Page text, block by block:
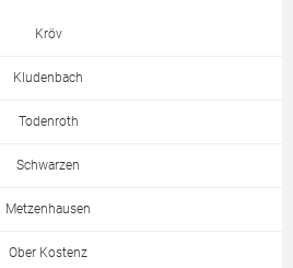
Kröv
Kludenbach
Todenroth
Schwarzen
Metzenhausen
Ober Kostenz